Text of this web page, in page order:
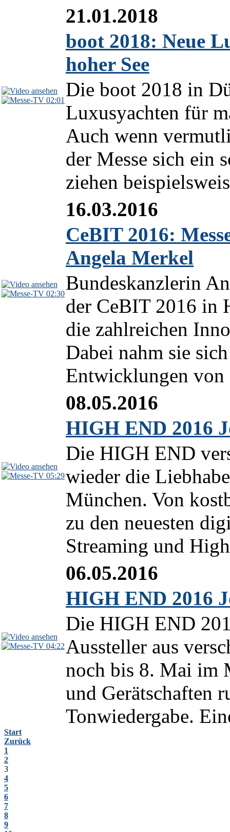
02:01
21.01.2018
boot 2018: Neue
hoher See
Die boot 2018 in
Luxusyachten für
Auch wenn
der Messe sich ein
ziehen
02:30
16.03.2016
CeBIT 2016:
Angela Merkel
Bundeskanzlerin
der CeBIT 2016 in
die zahlreichen
Dabei nahm sie
Entwicklungen von
05:29
08.05.2016
HIGH END 2016
Die HIGH END
wieder die
München. Von
zu den neuesten
Streaming und
04:22
06.05.2016
HIGH END 2016
Die HIGH END
Aussteller aus
noch bis 8. Mai im
und Gerätschaften
Tonwiedergabe.
Start
Zurück
1
2
3
4
5
6
7
8
9